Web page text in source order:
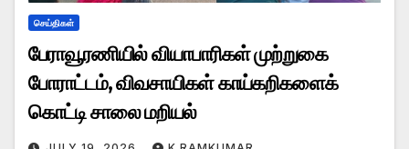
செய்திகள்
பேராவூரணியில் வியாபாரிகள் முற்றுகை
போராட்டம், விவசாயிகள் காய்கறிகளைக்
கொட்டி சாலை மறியல்